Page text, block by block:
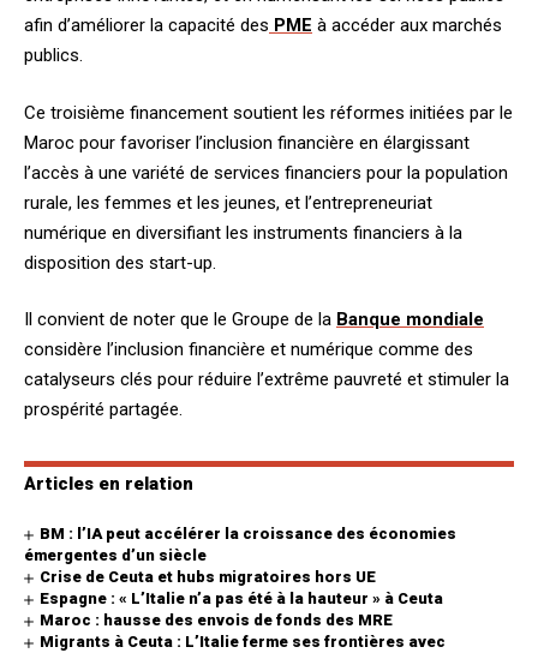
afin d’améliorer la capacité des PME à accéder aux marchés
publics.
Ce troisième financement soutient les réformes initiées par le
Maroc pour favoriser l’inclusion financière en élargissant
l’accès à une variété de services financiers pour la population
rurale, les femmes et les jeunes, et l’entrepreneuriat
numérique en diversifiant les instruments financiers à la
disposition des start-up.
Il convient de noter que le Groupe de la Banque mondiale
considère l’inclusion financière et numérique comme des
catalyseurs clés pour réduire l’extrême pauvreté et stimuler la
prospérité partagée.
Articles en relation
BM : l’IA peut accélérer la croissance des économies
émergentes d’un siècle
Crise de Ceuta et hubs migratoires hors UE
Espagne : « L’Italie n’a pas été à la hauteur » à Ceuta
Maroc : hausse des envois de fonds des MRE
Migrants à Ceuta : L’Italie ferme ses frontières avec